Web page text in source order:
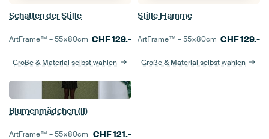
Schatten der Stille
ArtFrame™ –55×80cm CHF129.-
Größe & Material selbst wählen
Stille Flamme
ArtFrame™ –55×80cm CHF129.-
Größe & Material selbst wählen
Blumenmädchen (II)
ArtFrame™ –55×80cm CHF121.-